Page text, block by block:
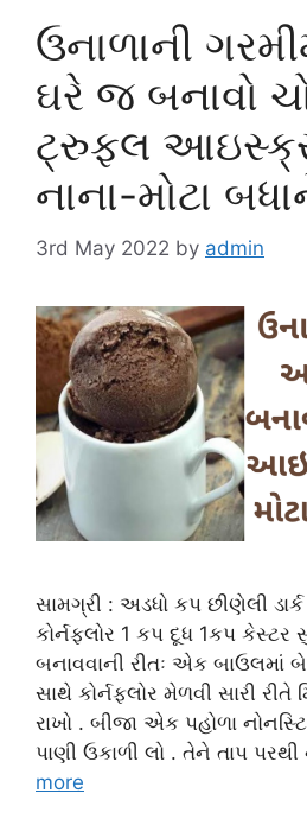
ઉનાળાની
ઘરે જ બનાવો
ટ્રુફલ
નાના-મોટા
3rd May 2022 by admin
સામગ્રી : અડધો કપ છીણેલી
કોર્નફ્લોર 1 કપ દૂધ 1કપ
બનાવવાની રીતઃ એક બાઉલમાં
સાથે કોર્નફ્લોર મેળવી સારી
રાખો . બીજા એક પહોળા
પાણી ઉકાળી લો . તેને તાપ
more